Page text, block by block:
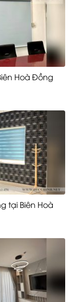
Hoà Đồng
tại Biên Hoà